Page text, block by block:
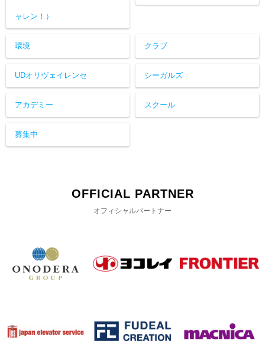
ャレン！）
環境 クラブ
UDオリヴェイレンセ シーガルズ
アカデミー スクール
募集中
OFFICIAL PARTNER
オフィシャルパートナー